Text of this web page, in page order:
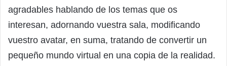
agradables hablando de los temas que os
interesan, adornando vuestra sala, modificando
vuestro avatar, en suma, tratando de convertir un
pequeño mundo virtual en una copia de la realidad.